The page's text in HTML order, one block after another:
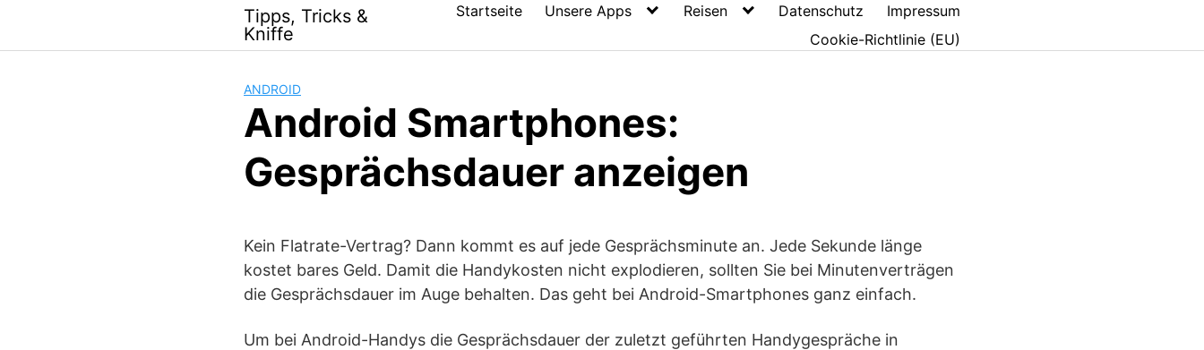
content
Tipps, Tricks &
Kniffe
Startseite Unsere Apps Reisen Datenschutz
Impressum
Cookie-Richtlinie (EU)
ANDROID
Android Smartphones:
Gesprächsdauer anzeigen
Kein Flatrate-Vertrag? Dann kommt es auf jede Gesprächsminute an. Jede Sekunde länge
kostet bares Geld. Damit die Handykosten nicht explodieren, sollten Sie bei Minutenverträgen
die Gesprächsdauer im Auge behalten. Das geht bei Android-Smartphones ganz einfach.
Um bei Android-Handys die Gesprächsdauer der zuletzt geführten Handygespräche in